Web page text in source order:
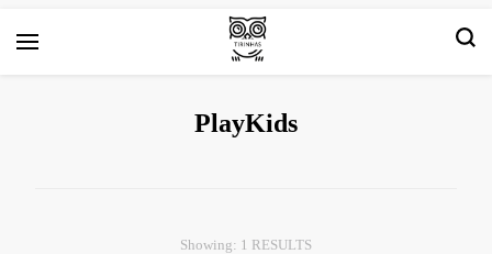
Tirinha.comPlayKids
Showing: 1 RESULTS